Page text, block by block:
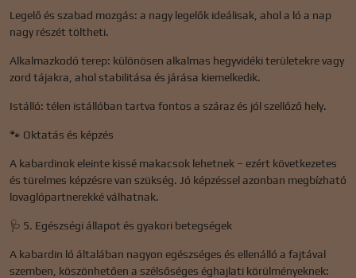
Legelő és szabad mozgás: a nagy legelők ideálisak, ahol a ló a nap
nagy részét töltheti.
Alkalmazkodó terep: különösen alkalmas hegyvidéki területekre vagy
zord tájakra, ahol stabilitása és járása kiemelkedik.
Istálló: télen istállóban tartva fontos a száraz és jól szellőző hely.
🐾 Oktatás és képzés
A kabardinok eleinte kissé makacsok lehetnek – ezért következetes
és türelmes képzésre van szükség. Jó képzéssel azonban megbízható
lovaglópartnerekké válhatnak.
🩺 5. Egészségi állapot és gyakori betegségek
A kabardin ló általában nagyon egészséges és ellenálló a fajtával
szemben, köszönhetően a szélsőséges éghajlati körülményeknek: